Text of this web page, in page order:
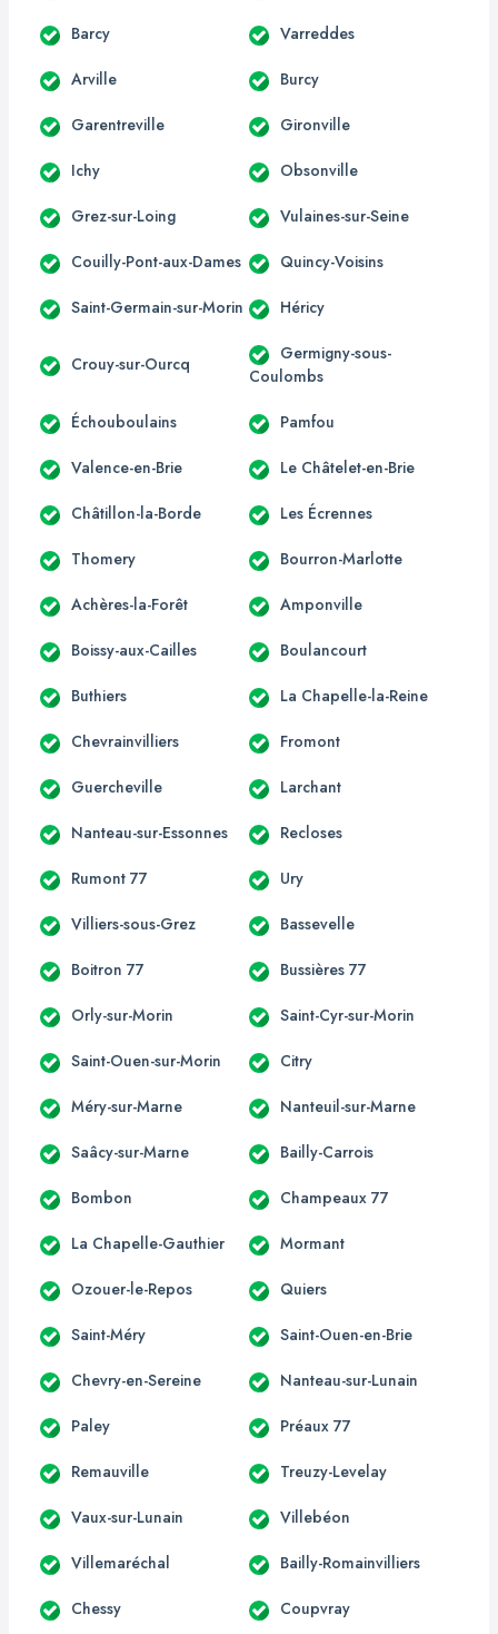
Barcy Varreddes
Arville Burcy
Garentreville Gironville
Ichy Obsonville
Grez-sur-Loing Vulaines-sur-Seine
Couilly-Pont-aux-Dames Quincy-Voisins
Saint-Germain-sur-Morin Héricy
Crouy-sur-Ourcq
Germigny-sous-
Coulombs
Échouboulains Pamfou
Valence-en-Brie Le Châtelet-en-Brie
Châtillon-la-Borde Les Écrennes
Thomery Bourron-Marlotte
Achères-la-Forêt Amponville
Boissy-aux-Cailles Boulancourt
Buthiers La Chapelle-la-Reine
Chevrainvilliers Fromont
Guercheville Larchant
Nanteau-sur-Essonnes Recloses
Rumont 77 Ury
Villiers-sous-Grez Bassevelle
Boitron 77 Bussières 77
Orly-sur-Morin Saint-Cyr-sur-Morin
Saint-Ouen-sur-Morin Citry
Méry-sur-Marne Nanteuil-sur-Marne
Saâcy-sur-Marne Bailly-Carrois
Bombon Champeaux 77
La Chapelle-Gauthier Mormant
Ozouer-le-Repos Quiers
Saint-Méry Saint-Ouen-en-Brie
Chevry-en-Sereine Nanteau-sur-Lunain
Paley Préaux 77
Remauville Treuzy-Levelay
Vaux-sur-Lunain Villebéon
Villemaréchal Bailly-Romainvilliers
Chessy Coupvray